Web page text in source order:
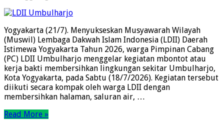
Yogyakarta (21/7). Menyukseskan Musyawarah Wilayah
(Muswil) Lembaga Dakwah Islam Indonesia (LDII) Daerah
Istimewa Yogyakarta Tahun 2026, warga Pimpinan Cabang
(PC) LDII Umbulharjo menggelar kegiatan mbontot atau
kerja bakti membersihkan lingkungan sekitar Umbulharjo,
Kota Yogyakarta, pada Sabtu (18/7/2026). Kegiatan tersebut
diikuti secara kompak oleh warga LDII dengan
membersihkan halaman, saluran air, …
Read More »